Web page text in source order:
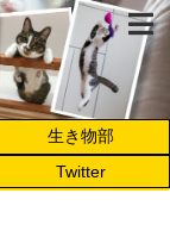
生き物部
Twitter